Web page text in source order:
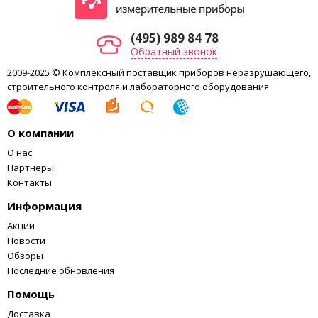
(495) 989 84 78
Обратный звонок
2009-2025 © Комплексный поставщик приборов неразрушающего,
строительного контроля и лабораторного оборудования
О компании
О нас
Партнеры
Контакты
Информация
Акции
Новости
Обзоры
Последние обновления
Помощь
Доставка